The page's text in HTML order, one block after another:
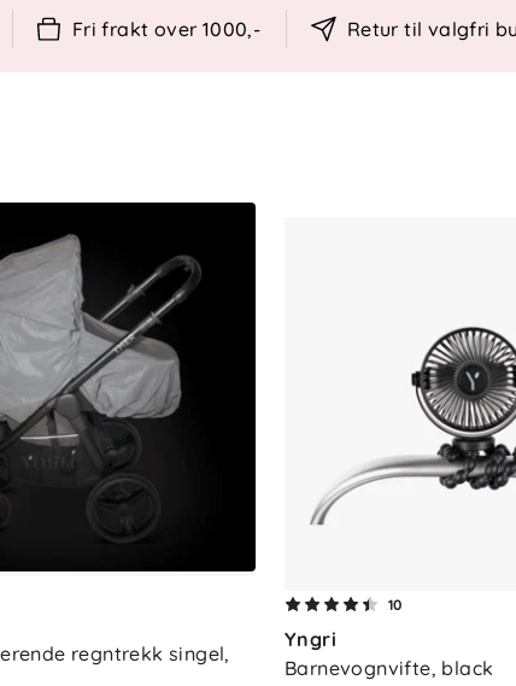
Fri frakt over 1000,- Retur til valgfri
regntrekk singel,
10
Yngri
Barnevognvifte, black